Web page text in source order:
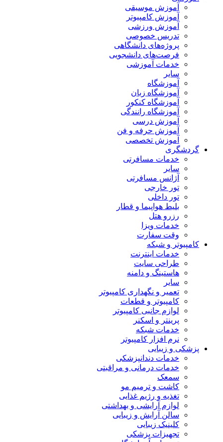
آموزش موسیقی
آموزش کامپیوتر
آموزش ورزشی
تدریس خصوصی
پروژه‌های دانشگاهی
فرصت‌های دانشجویی
خدمات آموزشی
سایر
آموزشگاه
آموزشگاه زبان
آموزشگاه کنکور
آموزشگاه رانندگی
آموزش درسی
آموزش حرفه و فن
آموزش تخصصی
گردشگری
خدمات مسافرتی
سایر
آژانس مسافرتی
تور خارجی
تور داخلی
بلیط هواپیما و قطار
رزرو هتل
خدمات ویزا
وقت سفارت
کامپیوتر و شبکه
خدمات اینترنت
طراحی سایت
هاستینگ و دامنه
سایر
تعمیر و نگهداری کامپیوتر
کامپیوتر و قطعات
لوازم جانبی کامپیوتر
پرینتر و اسکنر
خدمات شبکه
نرم افزار کامپیوتر
پزشکی و زیبایی
خدمات دندانپزشکی
خدمات درمانی و مراقبتی
سمعک
کاشت و ترمیم مو
تغذیه و رژیم غذایی
لوازم آرایشی و بهداشتی
سالن آرایش و زیبایی
کلینیک زیبایی
تجهیزات پزشکی